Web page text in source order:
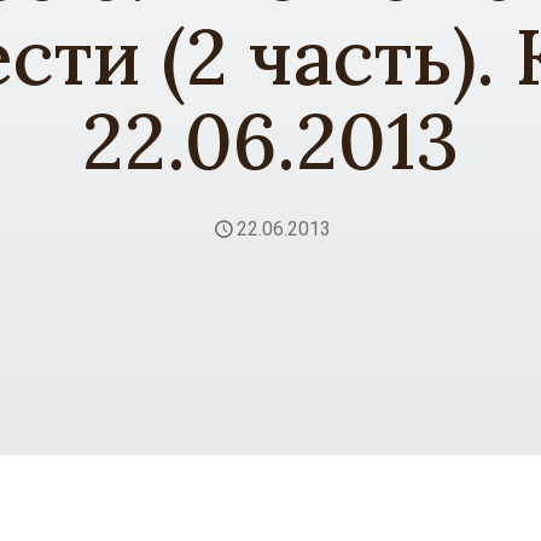
(2 часть).
22.06.2013
22.06.2013